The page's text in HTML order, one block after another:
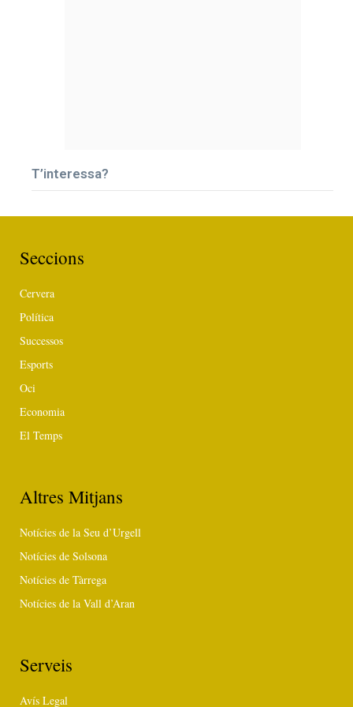
T’interessa?
Seccions
Cervera
Política
Successos
Esports
Oci
Economia
El Temps
Altres Mitjans
Notícies de la Seu d’Urgell
Notícies de Solsona
Notícies de Tàrrega
Notícies de la Vall d’Aran
Serveis
Avís Legal